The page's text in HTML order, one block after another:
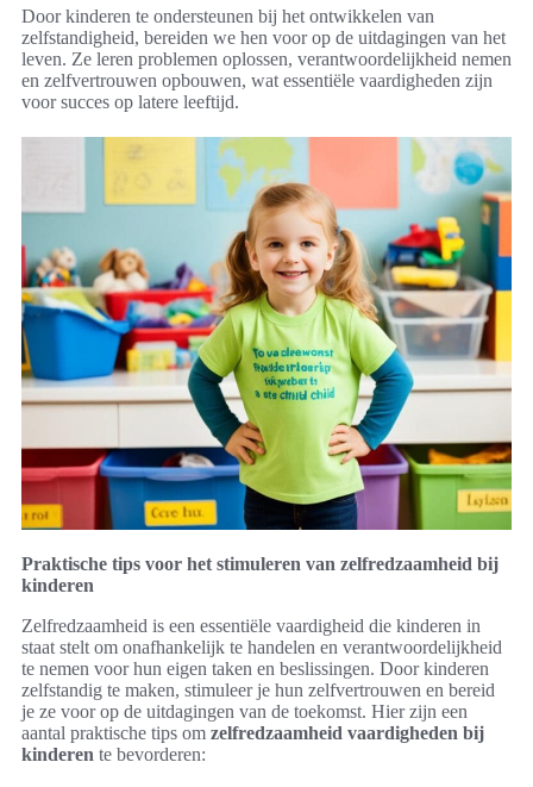
Door kinderen te ondersteunen bij het ontwikkelen van
zelfstandigheid, bereiden we hen voor op de uitdagingen van het
leven. Ze leren problemen oplossen, verantwoordelijkheid nemen
en zelfvertrouwen opbouwen, wat essentiële vaardigheden zijn
voor succes op latere leeftijd.
Praktische tips voor het stimuleren van zelfredzaamheid bij
kinderen
Zelfredzaamheid is een essentiële vaardigheid die kinderen in
staat stelt om onafhankelijk te handelen en verantwoordelijkheid
te nemen voor hun eigen taken en beslissingen. Door kinderen
zelfstandig te maken, stimuleer je hun zelfvertrouwen en bereid
je ze voor op de uitdagingen van de toekomst. Hier zijn een
aantal praktische tips om zelfredzaamheid vaardigheden bij
kinderen te bevorderen: